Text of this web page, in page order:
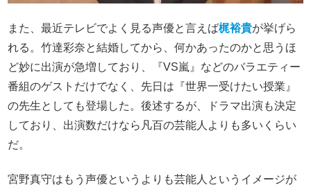
また、最近テレビでよく見る声優と言えば梶裕貴が挙げら
れる。竹達彩奈と結婚してから、何かあったのかと思うほ
ど妙に出演が急増しており、『VS嵐』などのバラエティー
番組のゲストだけでなく、先日は『世界一受けたい授業』
の先生としても登場した。後述するが、ドラマ出演も決定
しており、出演数だけなら凡百の芸能人よりも多いくらい
だ。
宮野真守はもう声優というよりも芸能人というイメージが